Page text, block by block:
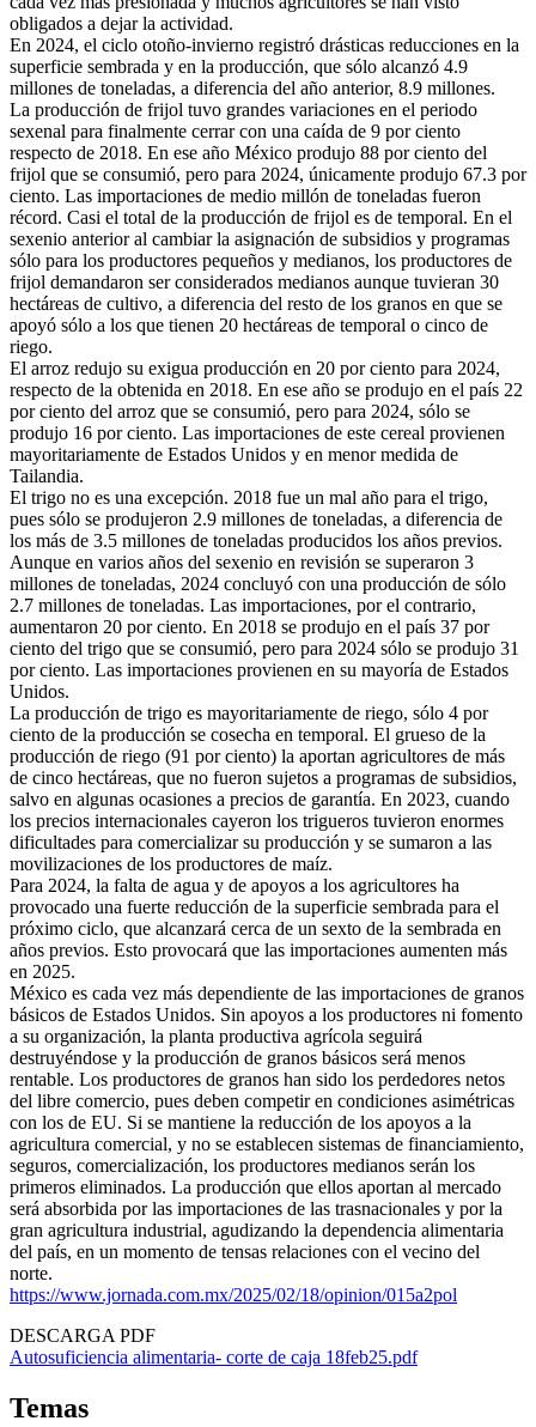
obligados a dejar la actividad.
En 2024, el ciclo otoño-invierno registró drásticas reducciones en la
superficie sembrada y en la producción, que sólo alcanzó 4.9
millones de toneladas, a diferencia del año anterior, 8.9 millones.
La producción de frijol tuvo grandes variaciones en el periodo
sexenal para finalmente cerrar con una caída de 9 por ciento
respecto de 2018. En ese año México produjo 88 por ciento del
frijol que se consumió, pero para 2024, únicamente produjo 67.3 por
ciento. Las importaciones de medio millón de toneladas fueron
récord. Casi el total de la producción de frijol es de temporal. En el
sexenio anterior al cambiar la asignación de subsidios y programas
sólo para los productores pequeños y medianos, los productores de
frijol demandaron ser considerados medianos aunque tuvieran 30
hectáreas de cultivo, a diferencia del resto de los granos en que se
apoyó sólo a los que tienen 20 hectáreas de temporal o cinco de
riego.
El arroz redujo su exigua producción en 20 por ciento para 2024,
respecto de la obtenida en 2018. En ese año se produjo en el país 22
por ciento del arroz que se consumió, pero para 2024, sólo se
produjo 16 por ciento. Las importaciones de este cereal provienen
mayoritariamente de Estados Unidos y en menor medida de
Tailandia.
El trigo no es una excepción. 2018 fue un mal año para el trigo,
pues sólo se produjeron 2.9 millones de toneladas, a diferencia de
los más de 3.5 millones de toneladas producidos los años previos.
Aunque en varios años del sexenio en revisión se superaron 3
millones de toneladas, 2024 concluyó con una producción de sólo
2.7 millones de toneladas. Las importaciones, por el contrario,
aumentaron 20 por ciento. En 2018 se produjo en el país 37 por
ciento del trigo que se consumió, pero para 2024 sólo se produjo 31
por ciento. Las importaciones provienen en su mayoría de Estados
Unidos.
La producción de trigo es mayoritariamente de riego, sólo 4 por
ciento de la producción se cosecha en temporal. El grueso de la
producción de riego (91 por ciento) la aportan agricultores de más
de cinco hectáreas, que no fueron sujetos a programas de subsidios,
salvo en algunas ocasiones a precios de garantía. En 2023, cuando
los precios internacionales cayeron los trigueros tuvieron enormes
dificultades para comercializar su producción y se sumaron a las
movilizaciones de los productores de maíz.
Para 2024, la falta de agua y de apoyos a los agricultores ha
provocado una fuerte reducción de la superficie sembrada para el
próximo ciclo, que alcanzará cerca de un sexto de la sembrada en
años previos. Esto provocará que las importaciones aumenten más
en 2025.
México es cada vez más dependiente de las importaciones de granos
básicos de Estados Unidos. Sin apoyos a los productores ni fomento
a su organización, la planta productiva agrícola seguirá
destruyéndose y la producción de granos básicos será menos
rentable. Los productores de granos han sido los perdedores netos
del libre comercio, pues deben competir en condiciones asimétricas
con los de EU. Si se mantiene la reducción de los apoyos a la
agricultura comercial, y no se establecen sistemas de financiamiento,
seguros, comercialización, los productores medianos serán los
primeros eliminados. La producción que ellos aportan al mercado
será absorbida por las importaciones de las trasnacionales y por la
gran agricultura industrial, agudizando la dependencia alimentaria
del país, en un momento de tensas relaciones con el vecino del
norte.
https://www.jornada.com.mx/2025/02/18/opinion/015a2pol
DESCARGA PDF
Autosuficiencia alimentaria- corte de caja 18feb25.pdf
Temas